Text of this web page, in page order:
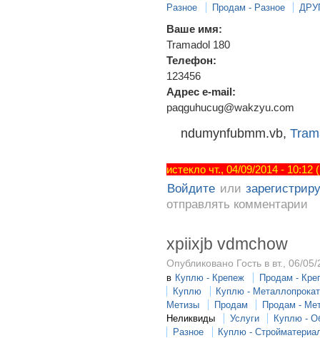
Разное
Продам - Разное
Ваше имя:
Tramadol 180
Телефон:
123456
Адрес e-mail:
paqguhucug@wakzyu.com
ndumynfubmm.vb,
истекло чт., 04/09/2014 -
Войдите или
отправлять комментарии
xpiixjb vdmchow
Опубликовано Гость в вт., 06/
в Куплю - Крепеж
Продам -
Куплю
Куплю - Металлопрокат
Метизы
Продам
Продам -
Неликвиды
Услуги
Куплю -
Разное
Куплю -